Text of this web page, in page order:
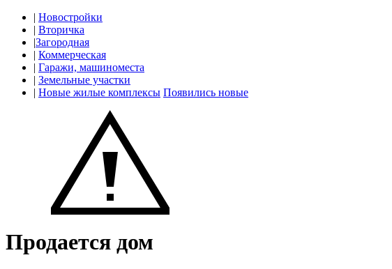
| Новостройки
| Вторичка
|Загородная
| Коммерческая
| Гаражи, машиноместа
| Земельные участки
| Новые жилые комплексы Появились новые
Продается дом